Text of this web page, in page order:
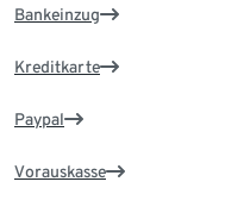
Bankeinzug
Kreditkarte
Paypal
Vorauskasse